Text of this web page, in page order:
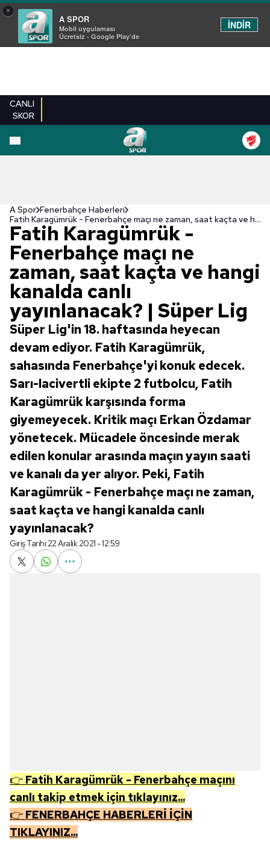
×
A SPOR
Mobil uygulaması
Ücretsiz - Google Play'de
İNDİR
CANLI
SKOR
A Spor Fenerbahçe Haberleri
Fatih Karagümrük - Fenerbahçe maçı ne zaman, saat kaçta ve hangi kanalda canlı yayınlanacak? | Süper Lig
Fatih Karagümrük -
Fenerbahçe maçı ne
zaman, saat kaçta ve hangi
kanalda canlı
yayınlanacak? | Süper Lig
Süper Lig'in 18. haftasında heyecan
devam ediyor. Fatih Karagümrük,
sahasında Fenerbahçe'yi konuk edecek.
Sarı-lacivertli ekipte 2 futbolcu, Fatih
Karagümrük karşısında forma
giyemeyecek. Kritik maçı Erkan Özdamar
yönetecek. Mücadele öncesinde merak
edilen konular arasında maçın yayın saati
ve kanalı da yer alıyor. Peki, Fatih
Karagümrük - Fenerbahçe maçı ne zaman,
saat kaçta ve hangi kanalda canlı
yayınlanacak?
Giriş Tarihi:22 Aralık 2021 - 12:59
👉 Fatih Karagümrük - Fenerbahçe maçını
canlı takip etmek için tıklayınız...
👉 FENERBAHÇE HABERLERİ İÇİN
TIKLAYINIZ...